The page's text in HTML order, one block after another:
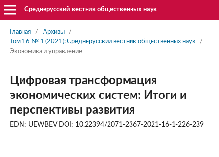
Среднерусский вестник общественных наук
Главная / Архивы
/
Том 16 № 1 (2021): Среднерусский вестник общественных наук
/
Экономика и управление
Цифровая трансформация
экономических систем: Итоги и
перспективы развития
EDN: UEWBEV DOI: 10.22394/2071-2367-2021-16-1-226-239